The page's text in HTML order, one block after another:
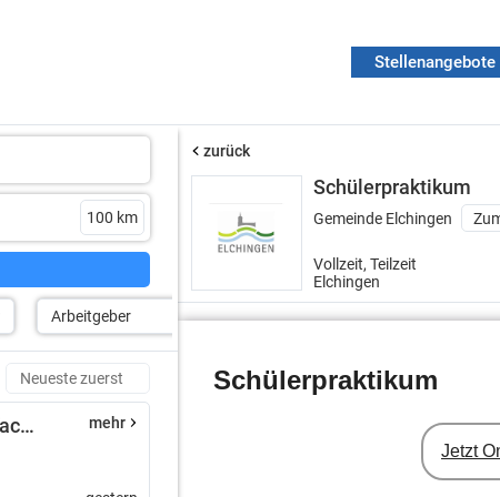
Stellenangebote
Arbeitgeber
Ausbildungsstelle zum Verwaltungsfachangestellten (m/w/d) mehr
zurück
Schülerpraktikum
Gemeinde Elchingen
Vollzeit, Teilzeit
Elchingen